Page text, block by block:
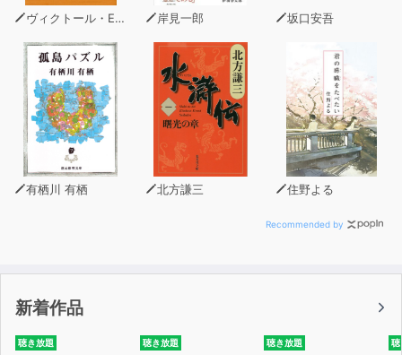
英語が話せないのです」というお客様の悲痛の言葉。その
い単語を辞書で調べ、日本語に訳して意味を理解しようと
していました。
「単語の意味や文法を気にしないで、ただひたすら聞き流
してほしい」と伝えました。今までの英語をいったん忘れ
て、音から入っていただきたい。実は私自身も同じ過ちを
犯してきたのです。英語の本を全部暗記しましたが、英語
です。「聞き流すだけ」ができるaudiobook.jpで多くの
皆様がスピードラーニングの生きた英語、使える英語を楽
ヴィクトール・E・フランクル 岸見一郎 坂口安吾
有栖川 有栖 北方謙三 住野よる
Recommended by
新着作品
聴き放題 聴き放題 聴き放題 聴